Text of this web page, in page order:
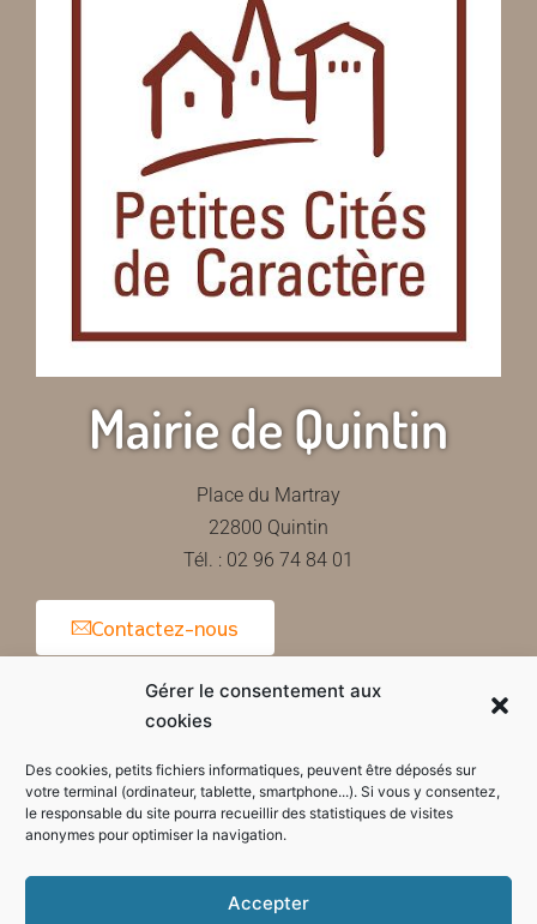
Gérer le consentement aux
cookies
Des cookies, petits fichiers informatiques, peuvent être déposés sur
votre terminal (ordinateur, tablette, smartphone...). Si vous y consentez,
le responsable du site pourra recueillir des statistiques de visites
anonymes pour optimiser la navigation.
Accepter
Mairie de Quintin
Place du Martray
22800 Quintin
Tél. : 02 96 74 84 01
Contactez-nous
Horaires d'ouverture de la mairie